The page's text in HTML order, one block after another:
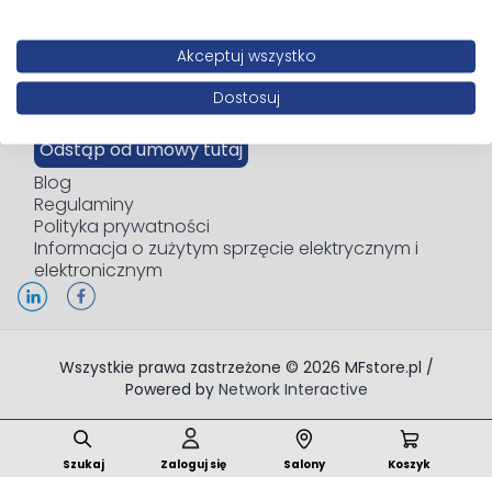
Szukaj Zaloguj się Salony Koszyk
Kontakt
Zwroty i Reklamacje
Odstąp od umowy tutaj
Blog
Regulaminy
Polityka prywatności
Informacja o zużytym sprzęcie elektrycznym i
elektronicznym
Wszystkie prawa zastrzeżone © 2026 MFstore.pl /
Powered by Network Interactive
Akceptuj wszystko
Dostosuj